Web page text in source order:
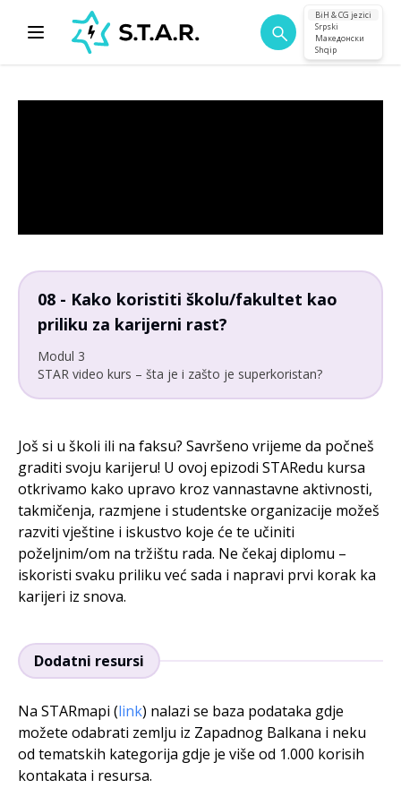
BiH & CG jezici
Srpski
Македонски
Shqip
08 - Kako koristiti školu/fakultet kao
priliku za karijerni rast?
Modul 3
STAR video kurs – šta je i zašto je superkoristan?
Još si u školi ili na faksu? Savršeno vrijeme da počneš
graditi svoju karijeru! U ovoj epizodi STARedu kursa
otkrivamo kako upravo kroz vannastavne aktivnosti,
takmičenja, razmjene i studentske organizacije možeš
razviti vještine i iskustvo koje će te učiniti
poželjnim/om na tržištu rada. Ne čekaj diplomu –
iskoristi svaku priliku već sada i napravi prvi korak ka
karijeri iz snova.
Dodatni resursi
Na STARmapi (link) nalazi se baza podataka gdje
možete odabrati zemlju iz Zapadnog Balkana i neku
od tematskih kategorija gdje je više od 1.000 korisih
kontakata i resursa.